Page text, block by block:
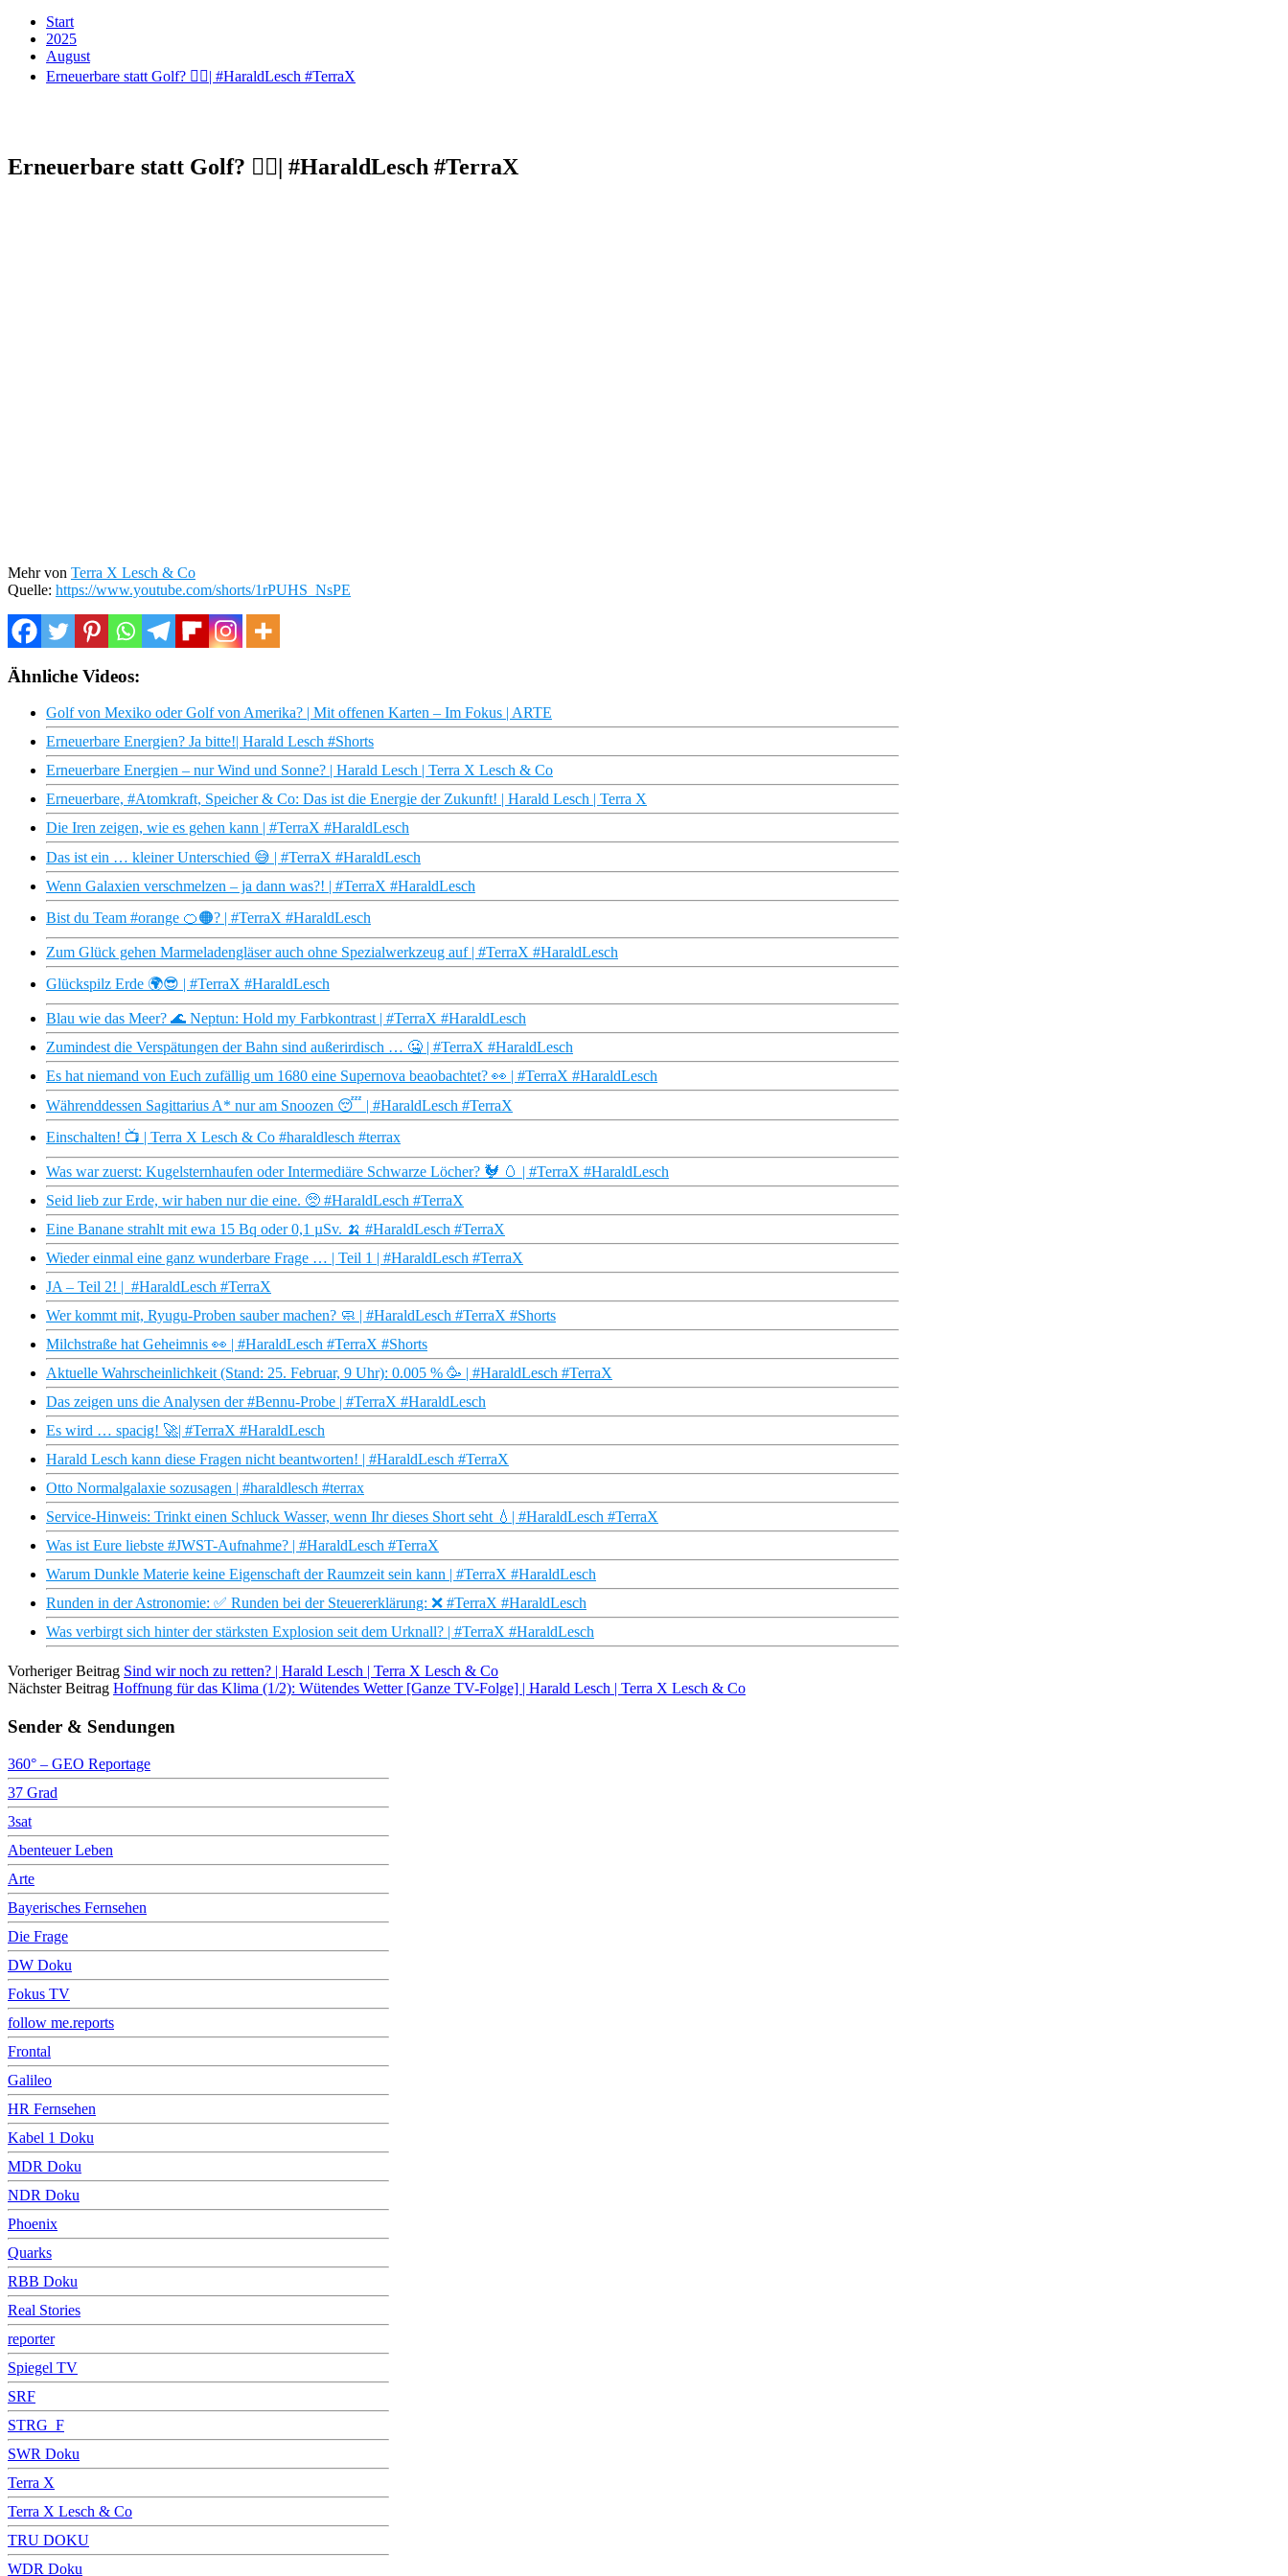
Start
2025
August
Erneuerbare statt Golf? 🏌️‍♂️| #HaraldLesch #TerraX
Erneuerbare statt Golf? 🏌️‍♂️| #HaraldLesch #TerraX
Mehr von Terra X Lesch & Co
Quelle: https://www.youtube.com/shorts/1rPUHS_NsPE
Ähnliche Videos:
Golf von Mexiko oder Golf von Amerika? | Mit offenen Karten – Im Fokus | ARTE
Erneuerbare Energien? Ja bitte!| Harald Lesch #Shorts
Erneuerbare Energien – nur Wind und Sonne? | Harald Lesch | Terra X Lesch & Co
Erneuerbare, #Atomkraft, Speicher & Co: Das ist die Energie der Zukunft! | Harald Lesch | Terra X
Die Iren zeigen, wie es gehen kann | #TerraX #HaraldLesch
Das ist ein … kleiner Unterschied 😅 | #TerraX #HaraldLesch
Wenn Galaxien verschmelzen – ja dann was?! | #TerraX #HaraldLesch
Bist du Team #orange 🍊🟠? | #TerraX #HaraldLesch
Zum Glück gehen Marmeladengläser auch ohne Spezialwerkzeug auf | #TerraX #HaraldLesch
Glückspilz Erde 🌍😎 | #TerraX #HaraldLesch
Blau wie das Meer? 🌊 Neptun: Hold my Farbkontrast | #TerraX #HaraldLesch
Zumindest die Verspätungen der Bahn sind außerirdisch … 🤐 | #TerraX #HaraldLesch
Es hat niemand von Euch zufällig um 1680 eine Supernova beaobachtet? 👀 | #TerraX #HaraldLesch
Währenddessen Sagittarius A* nur am Snoozen 😴 | #HaraldLesch #TerraX
Einschalten! 📺 | Terra X Lesch & Co #haraldlesch #terrax
Was war zuerst: Kugelsternhaufen oder Intermediäre Schwarze Löcher? 🐓 🥚 | #TerraX #HaraldLesch
Seid lieb zur Erde, wir haben nur die eine. 🥺 #HaraldLesch #TerraX
Eine Banane strahlt mit ewa 15 Bq oder 0,1 µSv. 🍌 #HaraldLesch #TerraX
Wieder einmal eine ganz wunderbare Frage … | Teil 1 | #HaraldLesch #TerraX
JA – Teil 2! | #HaraldLesch #TerraX
Wer kommt mit, Ryugu-Proben sauber machen? 🧼 | #HaraldLesch #TerraX #Shorts
Milchstraße hat Geheimnis 👀 | #HaraldLesch #TerraX #Shorts
Aktuelle Wahrscheinlichkeit (Stand: 25. Februar, 9 Uhr): 0.005 % 🥳 | #HaraldLesch #TerraX
Das zeigen uns die Analysen der #Bennu-Probe | #TerraX #HaraldLesch
Es wird … spacig! 🚀| #TerraX #HaraldLesch
Harald Lesch kann diese Fragen nicht beantworten! | #HaraldLesch #TerraX
Otto Normalgalaxie sozusagen | #haraldlesch #terrax
Service-Hinweis: Trinkt einen Schluck Wasser, wenn Ihr dieses Short seht 💧| #HaraldLesch #TerraX
Was ist Eure liebste #JWST-Aufnahme? | #HaraldLesch #TerraX
Warum Dunkle Materie keine Eigenschaft der Raumzeit sein kann | #TerraX #HaraldLesch
Runden in der Astronomie: ✅ Runden bei der Steuererklärung: ❌ #TerraX #HaraldLesch
Was verbirgt sich hinter der stärksten Explosion seit dem Urknall? | #TerraX #HaraldLesch
Vorheriger Beitrag Sind wir noch zu retten? | Harald Lesch | Terra X Lesch & Co
Nächster Beitrag Hoffnung für das Klima (1/2): Wütendes Wetter [Ganze TV-Folge] | Harald Lesch | Terra X Lesch & Co
Sender & Sendungen
360° – GEO Reportage
37 Grad
3sat
Abenteuer Leben
Arte
Bayerisches Fernsehen
Die Frage
DW Doku
Fokus TV
follow me.reports
Frontal
Galileo
HR Fernsehen
Kabel 1 Doku
MDR Doku
NDR Doku
Phoenix
Quarks
RBB Doku
Real Stories
reporter
Spiegel TV
SRF
STRG_F
SWR Doku
Terra X
Terra X Lesch & Co
TRU DOKU
WDR Doku